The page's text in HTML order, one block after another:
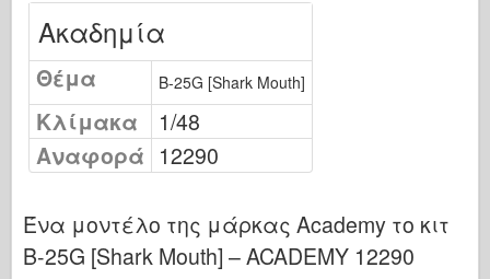
Σήμα μοίρας
Ισχύς δεξαμενής
Φορτηγά & δεξαμενές
Γουάφεν-Άρσεναλ
Μακέτες
Ακαδημία
Ακαδημία
Θέμα B-25G [Shark Mouth]
Κλίμακα
1/48
Αναφορά 12290
Ένα μοντέλο της μάρκας Academy το κιτ
B-25G [Shark Mouth] – ACADEMY 12290